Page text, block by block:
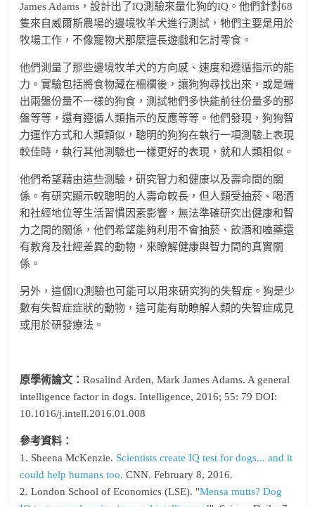
James Adams，設計出了IQ測驗來量化狗的IQ。他們針對68
隻來自威爾斯農場的邊境牧羊犬進行測試，牠們主要是用於
牧場工作，不像寵物犬那麼擅長遊戲和乞討零食。
他們測量了那些邊境牧羊犬的方向感、速度和遵循指示的能
力。實驗包括將食物藏在柵欄後，讓狗狗尋找出來，或是端
出兩盤份量不一樣的狗食，測試牠們多快能前往份量多的那
盤等等，還有遵循人類指示的反應等等。他們發現，狗狗智
力運作方式和人類類似，聰明的狗狗在執行一項測驗上表現
較佳時，執行其他測驗也一樣更好的表現，就和人類相似。
他們希望藉由這些測驗，研究智力和健康以及壽命間的關
係。有研究顯示較聰明的人壽命較長，但人類受抽菸、喝酒
和社經地位等生活習慣因素影響，無法準確研究出健康和智
力之間的關係，他們希望能夠利用不會抽菸、飲酒和嗑藥還
有教育及社經差異的動物，來瞭解健康與智力間的真實關
係。
另外，這個IQ測驗也可能可以用來研究狗的失智症。狗是少
數有失智症症狀的動物，這可能有助瞭解人類的失智症成見
或用於研發療法。
原學術論文：Rosalind Arden, Mark James Adams. A general
intelligence factor in dogs. Intelligence, 2016; 55: 79 DOI:
10.1016/j.intell.2016.01.008
參考資料：
1. Sheena McKenzie. Scientists create IQ test for dogs... and it
could help humans too. CNN. February 8, 2016.
2. London School of Economics (LSE). "Mensa mutts? Dog